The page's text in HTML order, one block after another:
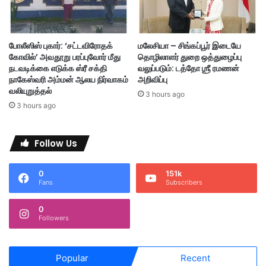
ரு
க்
மா
ன
வா
ழ்
த்
ர்
ப
தா
உ
யி
ரி
போலீஸிஸ் புகார்: ‘சட்டவிரோதக்
கோவில்’ அவதூறு பரப்புவோர் மீது
நடவடிக்கை எடுக்க ஸ்ரீ சக்தி
நாகேஸ்வரி அம்மன் ஆலய நிர்வாகம்
வலியுறுத்தல்
3 hours ago
மலேசியா – சிங்கப்பூர் இடையே
தொழிலாளர் துறை ஒத்துழைப்பு
வலுப்படும்: டத்தோ ஶ்ரீ ரமணன்
அறிவிப்பு
3 hours ago
Follow Us
0
Fans
151k
Subscribers
0
Followers
Popular Recent